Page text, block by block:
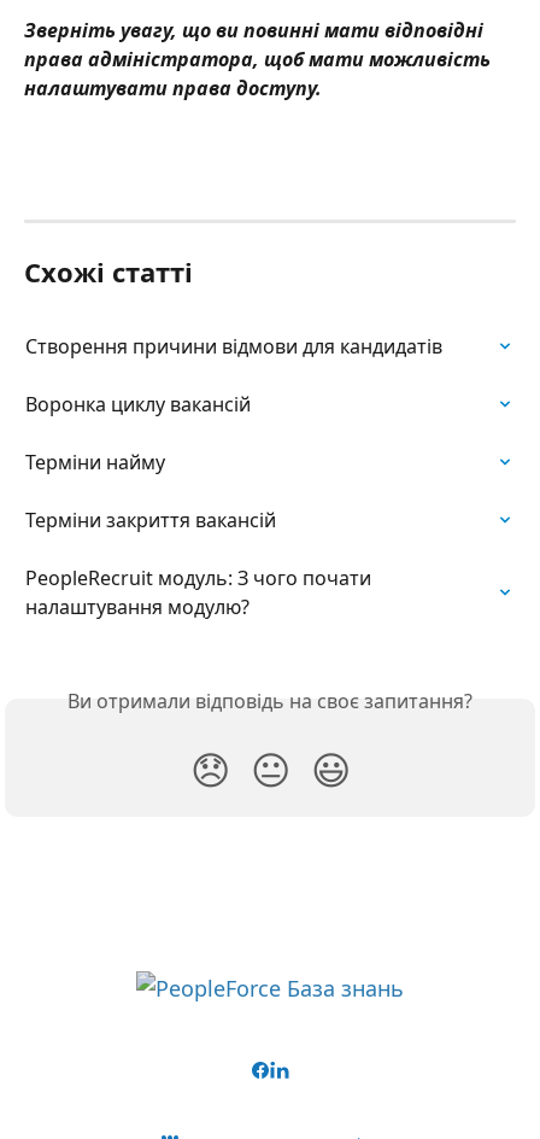
Зверніть увагу, що ви повинні мати відповідні
права адміністратора, щоб мати можливість
налаштувати права доступу.
Схожі статті
Створення причини відмови для кандидатів
Воронка циклу вакансій
Терміни найму
Терміни закриття вакансій
PeopleRecruit модуль: З чого почати
налаштування модулю?
Ви отримали відповідь на своє запитання?
😞 😐 😃